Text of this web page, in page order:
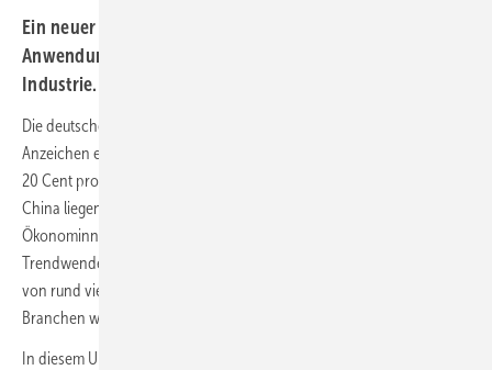
Ein neuer Leitfaden beschreibt die
Anwendungsmöglichkeiten und Vorteile von BESS in der
Industrie.
Die deutsche Fertigungsindustrie zeigt nach schwierigen Jahren erste
Anzeichen einer Erholung. Trotz hoher Energiekosten, die mit bis zu
20 Cent pro Kilowattstunde deutlich über denen in den USA oder
China liegen, legte die Industrieproduktion im Mai um 1,2 Prozent zu.
Ökonominnen und Ökonomen sehen dies als mögliches Signal einer
Trendwende. Zudem plant die Bundesregierung, mit Subventionen
von rund vier Milliarden Euro die Belastung energieintensiver
Branchen wie der Schwerindustrie zu verringern.
In diesem Umfeld rückt die Frage nach effizienteren Energiestrategien